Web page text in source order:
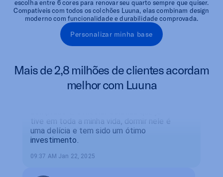
escolha entre 6 cores para renovar seu quarto sempre que quiser.
Compatíveis com todos os colchões Luuna, elas combinam design
moderno com funcionalidade e durabilidade comprovada.
Personalizar minha base
Mais de 2,8 milhões de clientes acordam
melhor com Luuna
Lucas Silva
@silvalucas
Luuna Original
O melhor colchão que eu poderia ter
uma delícia e tem sido um ótimo
Vortic
@Vicvaitatto
minhas expectativas. Acordo renovado